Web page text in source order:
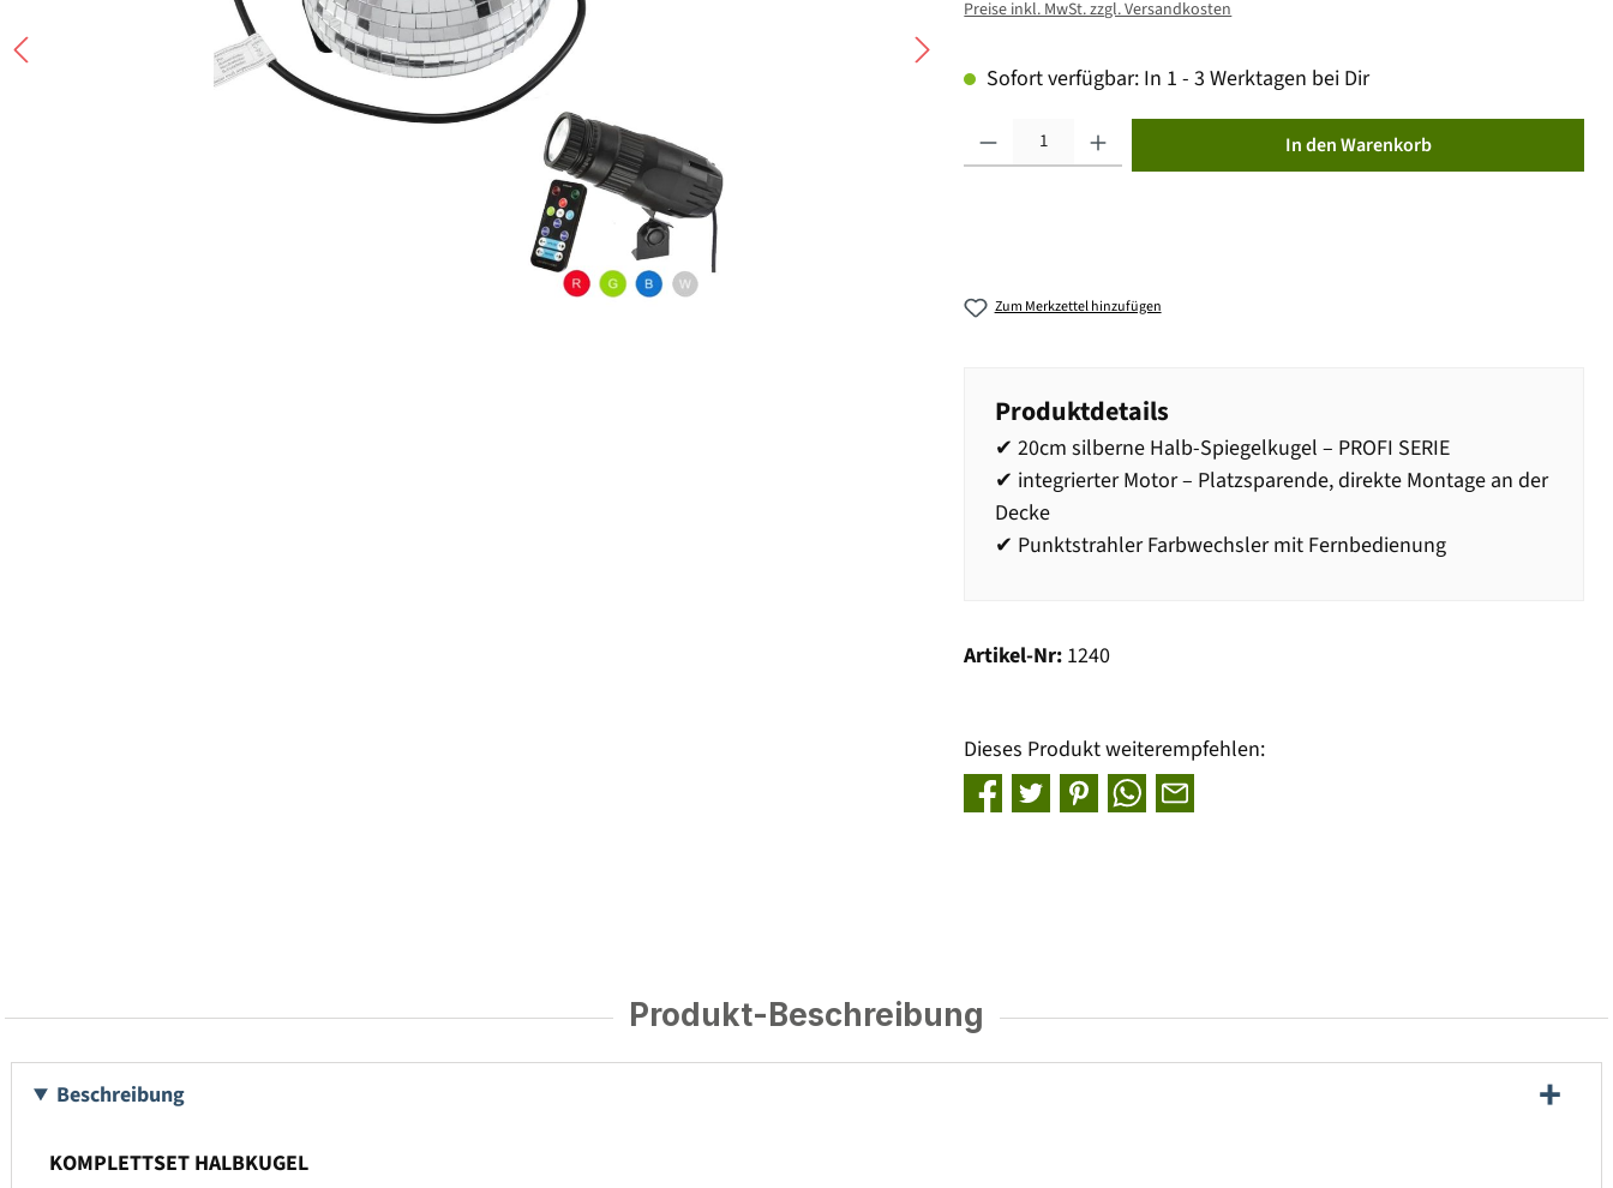
Preise inkl. MwSt. zzgl. Versandkosten
Sofort verfügbar: In 1 - 3 Werktagen bei Dir
In den Warenkorb
Zum Merkzettel hinzufügen
Produktdetails
✔ 20cm silberne Halb-Spiegelkugel – PROFI SERIE
✔ integrierter Motor – Platzsparende, direkte Montage an der
Decke
✔ Punktstrahler Farbwechsler mit Fernbedienung
Artikel-Nr: 1240
Dieses Produkt weiterempfehlen:
Produkt-Beschreibung
Beschreibung
KOMPLETTSET HALBKUGEL